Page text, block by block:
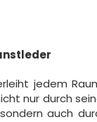
jedem
nur durch
auch